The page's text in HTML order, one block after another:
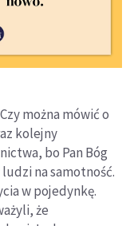
można mówić o
kolejny
bo Pan Bóg
na samotność.
w pojedynkę.
że